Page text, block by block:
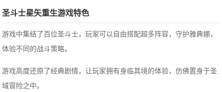
圣斗士星矢重生游戏特色
游戏中集结了百位圣斗士，玩家可以自由搭配超多阵容，守护雅典娜，
体验不同的战斗策略。
游戏高度还原了经典剧情，让玩家拥有身临其境的体验，仿佛置身于圣
域冒险之中。